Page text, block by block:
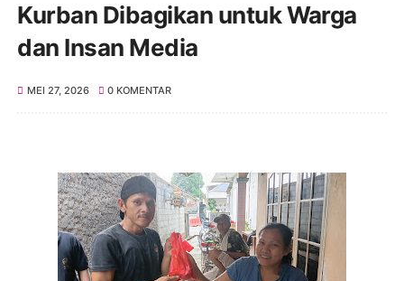
Kurban Dibagikan untuk Warga
dan Insan Media
MEI 27, 2026 0 KOMENTAR